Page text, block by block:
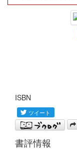
ISBN
書評情報